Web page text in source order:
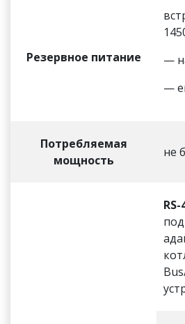
Резервное питание
—
—
Потребляемая
мощность
не
RS-